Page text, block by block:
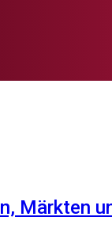
Märkten